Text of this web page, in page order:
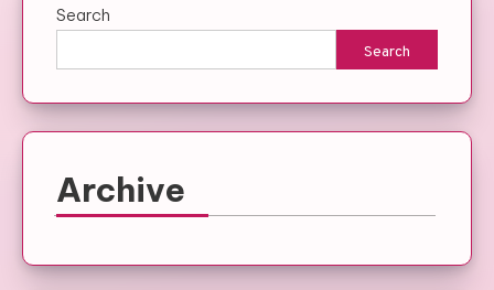
Search
Search
Archive